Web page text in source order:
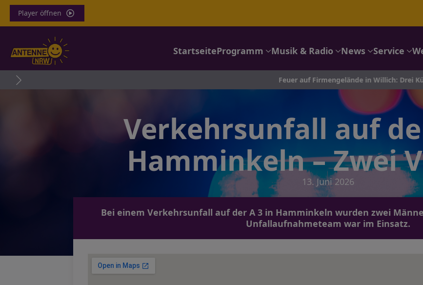
Player öffnen
StartseiteProgramm Musik & Radio News Service
Feuer auf Firmengelände in Willich: Drei Kühlfahrzeuge in
Verkehrsunfall auf
Hamminkeln – Zwei
13. Juni 2026
Bei einem Verkehrsunfall auf der A 3 in Hamminkeln wurden zwei
Unfallaufnahmeteam war im Einsatz.